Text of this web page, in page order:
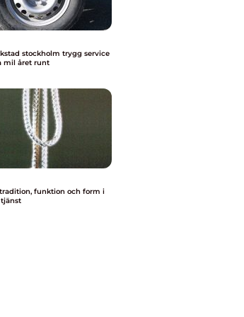
stockholm trygg service
mil året runt